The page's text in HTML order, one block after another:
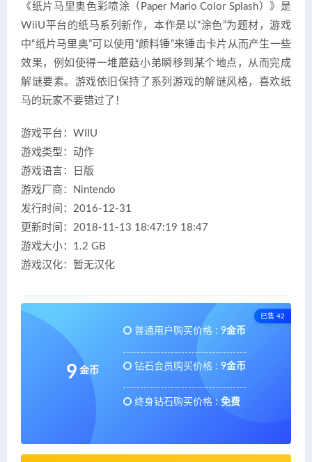
《纸片马里奥色彩喷涂（Paper Mario Color Splash）》是
WiiU平台的纸马系列新作，本作是以“涂色”为题材，游戏
中“纸片马里奥”可以使用“颜料锤”来锤击卡片从而产生一些
效果，例如使得一堆蘑菇小弟瞬移到某个地点，从而完成
解谜要素。游戏依旧保持了系列游戏的解谜风格，喜欢纸
马的玩家不要错过了！
游戏平台：WIIU
游戏类型：动作
游戏语言：日版
游戏厂商：Nintendo
发行时间：2016-12-31
更新时间：2018-11-13 18:47:19 18:47
游戏大小：1.2 GB
游戏汉化：暂无汉化
已售 42
9 金币
普通用户购买价格 : 9金币
钻石会员购买价格 : 9金币
终身钻石购买价格 : 免费